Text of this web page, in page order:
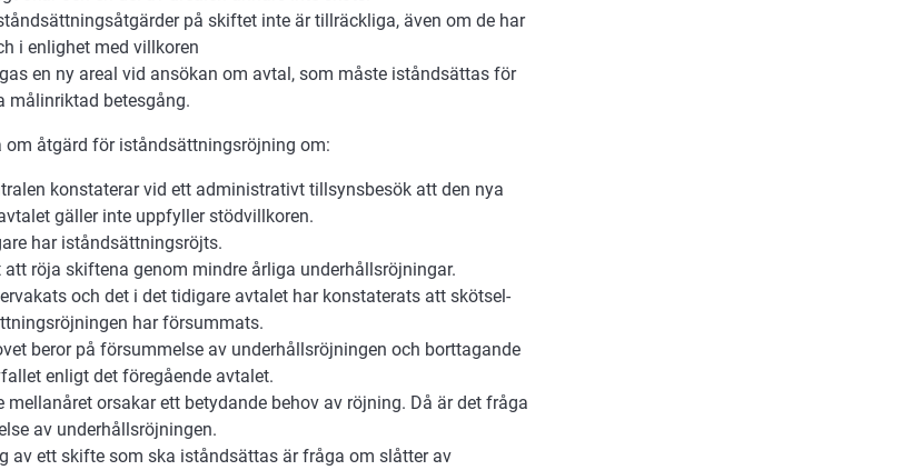
på skiftet inte är tillräckliga, även om de har
i enlighet med villkoren
en ny areal vid ansökan om avtal, som måste iståndsättas för
målinriktad betesgång.
om åtgärd för iståndsättningsröjning om:
konstaterar vid ett administrativt tillsynsbesök att den nya
gäller inte uppfyller stödvillkoren.
har iståndsättningsröjts.
att röja skiftena genom mindre årliga underhållsröjningar.
och det i det tidigare avtalet har konstaterats att skötsel-
har försummats.
beror på försummelse av underhållsröjningen och borttagande
enligt det föregående avtalet.
mellanåret orsakar ett betydande behov av röjning. Då är det fråga
av underhållsröjningen.
av ett skifte som ska iståndsättas är fråga om slåtter av